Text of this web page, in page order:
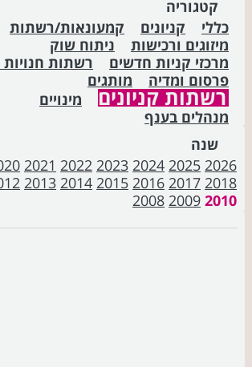
קטגוריה
כללי
קניונים
קמעונאות/רשתות
מיזוגים ורכישות
ניתוח שוק
מרכזי קניות חדשים
רשתות
פרסום ומדיה
מותגים
רשתות קניונים
מינויים
מנהלים בענף
שנה
2026
2025
2024
2023
2022
2021
2018
2017
2016
2015
2014
2013
2010
2009
2008